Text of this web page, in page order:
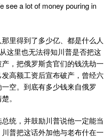
see a lot of money pouring in
里得到了多少亿、都是什么人
这里也无法得知川普是否把这
，把俄罗斯贪官们的钱洗劫一
高额工资后宣布破产，曾经六
空。到底有多少钱来自俄罗
。
统，并鼓励川普说他一定能当
普把这话外加他与老布什在一